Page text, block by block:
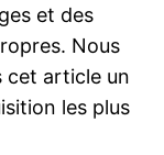
et des
Nous
cet article un
les plus